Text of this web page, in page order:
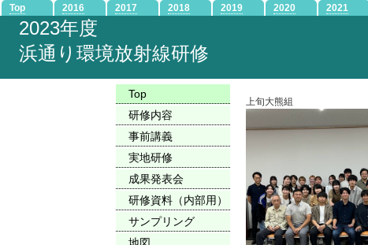
Top 2016 2017 2018 2019 2020 2021
2023年度
浜通り環境放射線研修
Top
研修内容
事前講義
実地研修
成果発表会
研修資料（内部用）
サンプリング
上旬大熊組